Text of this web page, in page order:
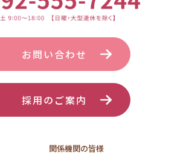
関係機関の皆様
お問い合わせ
採用のご案内